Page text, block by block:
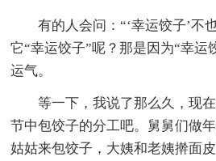
有的人会问：“‘幸运饺子’不
它“幸运饺子”呢？那是因为“幸运
运气。
等一下，我说了那么久，现
节中包饺子的分工吧。舅舅们做
姑姑来包饺子，大姨和老姨擀面